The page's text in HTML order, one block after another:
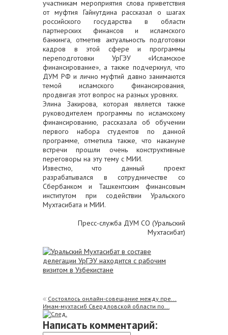
участникам мероприятия слова приветствия
от муфтия Гайнутдина рассказал о шагах
российского государства в области
партнерских финансов и исламского
банкинга, отметив актуальность подготовки
кадров в этой сфере и программы
переподготовки УрГЭУ «Исламское
финансирование», а также подчеркнул, что
ДУМ РФ и лично муфтий давно занимаются
темой исламского финансирования,
продвигая этот вопрос на разных уровнях.
Элина Закирова, которая является также
руководителем программы по исламскому
финансированию, рассказала об обучении
первого набора студентов по данной
программе, отметила также, что накануне
встречи прошли очень конструктивные
переговоры на эту тему с МИИ.
Известно, что данный проект
разрабатывался в сотрудничестве со
Сбербанком и Ташкентским финансовым
институтом при содействии Уральского
Мухтасибата и МИИ.
Пресс-служба ДУМ СО (Уральский
Мухтасибат)
Состоялось онлайн-совещание между пре...
Имам-мухтасиб Свердловской области по...
Написать комментарий: